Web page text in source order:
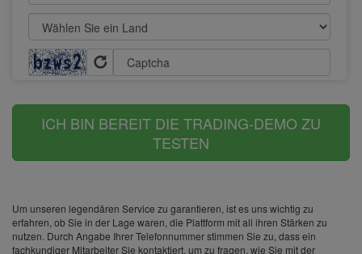
Captcha
ICH BIN BEREIT DIE TRADING-DEMO ZU
TESTEN
Um unseren legendären Service zu garantieren, ist es uns wichtig zu
erfahren, ob Sie in der Lage waren, die Plattform mit all ihren Stärken zu
nutzen. Durch Angabe Ihrer Telefonnummer stimmen Sie zu, dass ein
fachkundiger Mitarbeiter Sie kontaktiert, um zu fragen, wie Sie mit der